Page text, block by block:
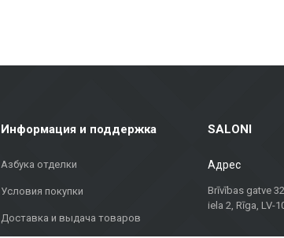
Информация и поддержка
Азбука отделки
Условия покупки
Доставка и выдача товаров
SALONI
Адрес
Brīvības gatve
iela 2, Rīga, LV-